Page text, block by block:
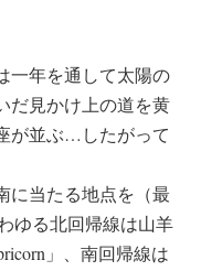
一年を通して太陽の
だ見かけ上の道を黄
が並ぶ…したがって
に当たる地点を（最
ゆる北回帰線は山羊
」、南回帰線は